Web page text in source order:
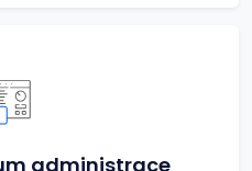
administrace